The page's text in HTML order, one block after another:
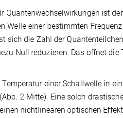
Quantenwechselwirkungen ist
Welle einer bestimmten
sich die Zahl der
Null reduzieren. Das öffnet die
einer Schallwelle in
2 Mitte). Eine solch
nichtlinearen optischen